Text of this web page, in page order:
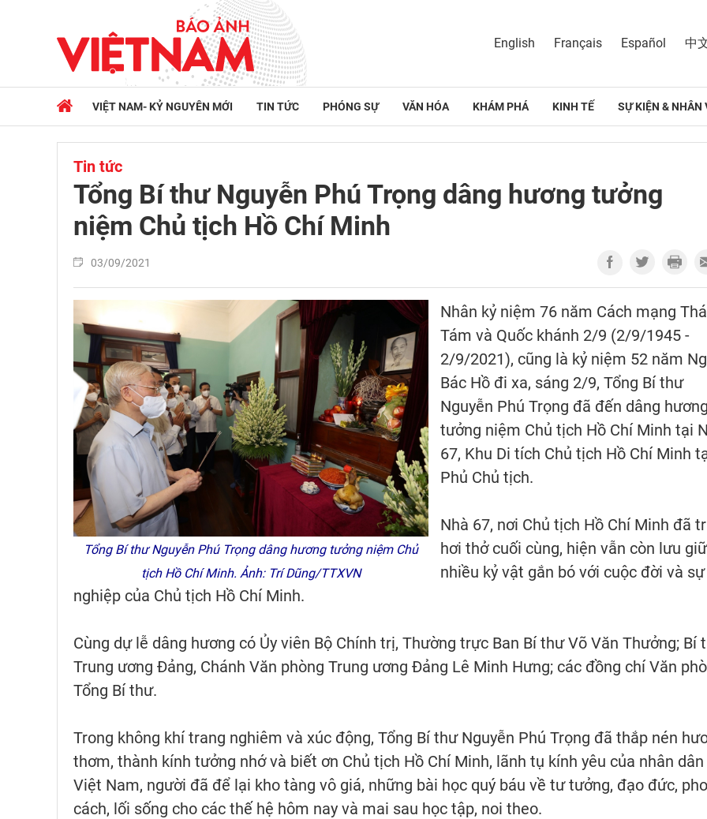
English Français Español 中
VIỆT NAM- KỶ NGUYÊN MỚI TIN TỨC PHÓNG SỰ VĂN HÓA KHÁM PHÁ KINH TẾ SỰ KIỆN & NHÂN
Tin tức
Tổng Bí thư Nguyễn Phú Trọng dâng hương tưởng
niệm Chủ tịch Hồ Chí Minh
03/09/2021
Tổng Bí thư Nguyễn Phú Trọng dâng hương tưởng niệm Chủ
tịch Hồ Chí Minh. Ảnh: Trí Dũng/TTXVN
Nhân kỷ niệm 76 năm Cách mạng
Tám và Quốc khánh 2/9 (2/9/1945 -
2/9/2021), cũng là kỷ niệm 52 năm
Bác Hồ đi xa, sáng 2/9, Tổng Bí thư
Nguyễn Phú Trọng đã đến dâng
tưởng niệm Chủ tịch Hồ Chí Minh tại
67, Khu Di tích Chủ tịch Hồ Chí Minh
Phủ Chủ tịch.
Nhà 67, nơi Chủ tịch Hồ Chí Minh đã
hơi thở cuối cùng, hiện vẫn còn lưu giữ
nhiều kỷ vật gắn bó với cuộc đời và sự
nghiệp của Chủ tịch Hồ Chí Minh.
Cùng dự lễ dâng hương có Ủy viên Bộ Chính trị, Thường trực Ban Bí thư Võ Văn Thưởng; Bí
Trung ương Đảng, Chánh Văn phòng Trung ương Đảng Lê Minh Hưng; các đồng chí Văn
Tổng Bí thư.
Trong không khí trang nghiêm và xúc động, Tổng Bí thư Nguyễn Phú Trọng đã thắp nén
thơm, thành kính tưởng nhớ và biết ơn Chủ tịch Hồ Chí Minh , lãnh tụ kính yêu của nhân dân
Việt Nam, người đã để lại kho tàng vô giá, những bài học quý báu về tư tưởng, đạo đức,
cách, lối sống cho các thế hệ hôm nay và mai sau học tập, noi theo.